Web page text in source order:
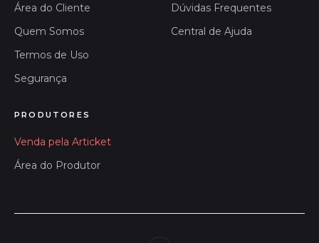
Área do Cliente
Quem Somos
Termos de Uso
Segurança
Dúvidas Frequentes
Central de Ajuda
PRODUTORES
Venda pela Articket
Área do Produtor